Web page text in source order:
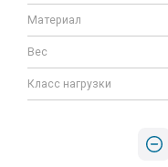
Материал
Вес
Класс нагрузки